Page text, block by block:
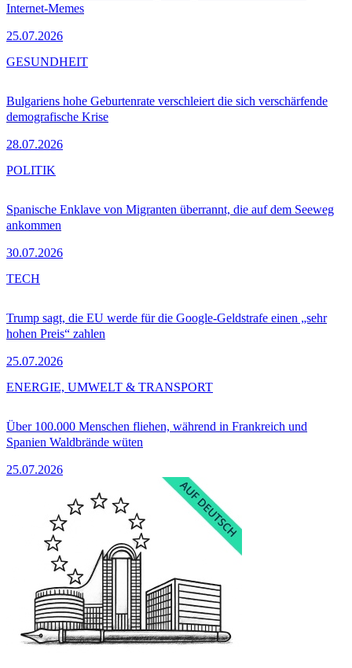
Internet-Memes
25.07.2026
Bulgariens hohe Geburtenrate verschleiert die sich verschärfende
demografische Krise
28.07.2026
GESUNDHEIT
Spanische Enklave von Migranten überrannt, die auf dem Seeweg
ankommen
30.07.2026
POLITIK
Trump sagt, die EU werde für die Google-Geldstrafe einen „sehr
hohen Preis“ zahlen
25.07.2026
TECH
Über 100.000 Menschen fliehen, während in Frankreich und
Spanien Waldbrände wüten
25.07.2026
ENERGIE, UMWELT & TRANSPORT